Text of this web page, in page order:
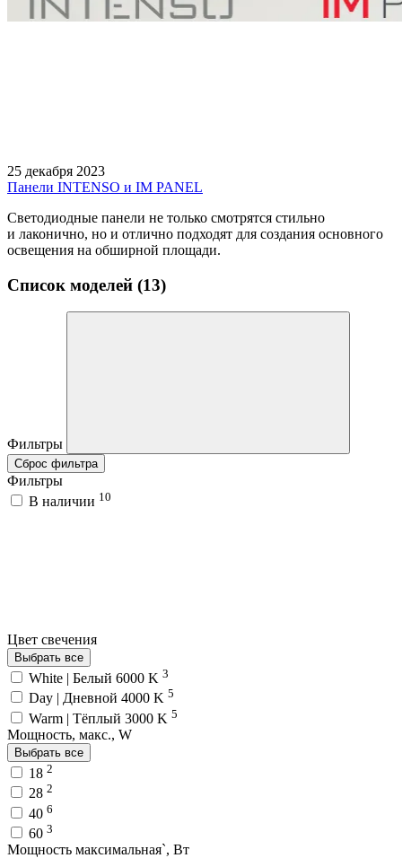
25 декабря 2023
Панели INTENSO и IM PANEL
Светодиодные панели не только смотрятся стильно
и лаконично, но и отлично подходят для создания основного
освещения на обширной площади.
Список моделей (13)
Фильтры
Сброс фильтра
Фильтры
В наличии 10
Цвет свечения
Выбрать все
White | Белый 6000 K 3
Day | Дневной 4000 K 5
Warm | Тёплый 3000 K 5
Мощность, макс., W
Выбрать все
18 2
28 2
40 6
60 3
Мощность максимальная`, Вт